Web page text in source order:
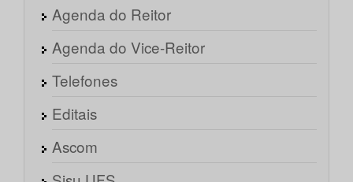
Agenda do Reitor
Agenda do Vice-Reitor
Telefones
Editais
Ascom